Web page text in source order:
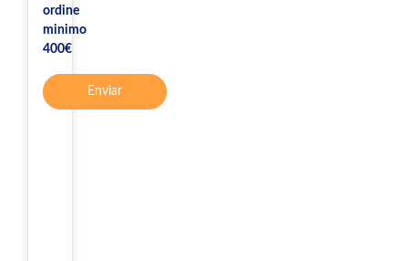
ordine
minimo
400€
Enviar